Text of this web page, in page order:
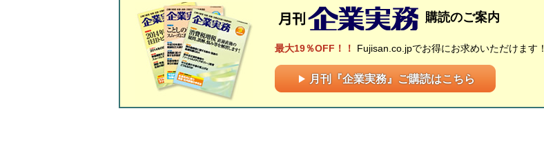
購読のご案内
最大19％OFF！！ Fujisan.co.jpでお得にお求めいただけます！
月刊『企業実務』ご購読はこちら